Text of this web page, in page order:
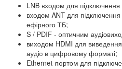
LNB входом для підключення
входом ANT для
ефірного ТБ;
S / PDIF - оптичним
виходом HDMI для
аудіо в цифровому форматі;
Ethernet-портом для